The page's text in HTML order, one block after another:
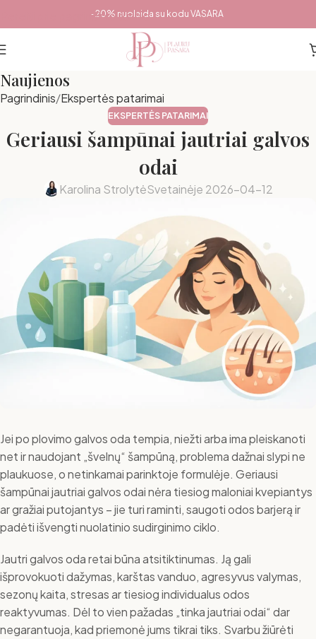
Pereiti prie pagrindinio turinio-20% nuolaida su kodu VASARA
Naujienos
Pagrindinis Ekspertės patarimai
EKSPERTĖS PATARIMAI
Geriausi šampūnai jautriai galvos
odai
Karolina StrolytėSvetainėje 2026-04-12
Jei po plovimo galvos oda tempia, niežti arba ima pleiskanoti
net ir naudojant „švelnų“ šampūną, problema dažnai slypi ne
plaukuose, o netinkamai parinktoje formulėje. Geriausi
šampūnai jautriai galvos odai nėra tiesiog maloniai kvepiantys
ar gražiai putojantys – jie turi raminti, saugoti odos barjerą ir
padėti išvengti nuolatinio sudirginimo ciklo.
Jautri galvos oda retai būna atsitiktinumas. Ją gali
išprovokuoti dažymas, karštas vanduo, agresyvus valymas,
sezonų kaita, stresas ar tiesiog individualus odos
reaktyvumas. Dėl to vien pažadas „tinka jautriai odai“ dar
negarantuoja, kad priemonė jums tikrai tiks. Svarbu žiūrėti